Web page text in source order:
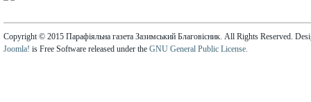
Copyright © 2015 Парафіяльна газета Зазимський Благовісник. All Rights Reserved.
Joomla! is Free Software released under the GNU General Public License.